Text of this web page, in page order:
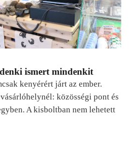
ismert mindenkit
kenyérért járt az ember.
közösségi pont és
A kisboltban nem lehetett